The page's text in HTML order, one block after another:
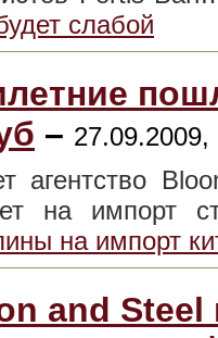
слабой
– 27.09.2009,
агентство
на импорт
на импорт
and Steel